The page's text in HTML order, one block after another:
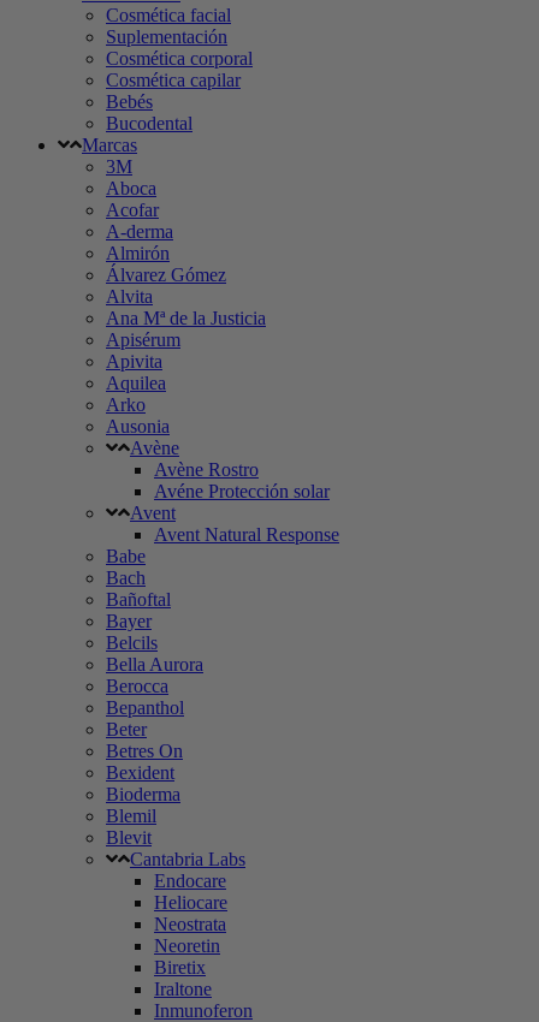
Cosmética facial
Suplementación
Cosmética corporal
Cosmética capilar
Bebés
Bucodental
Marcas
3M
Aboca
Acofar
A-derma
Almirón
Álvarez Gómez
Alvita
Ana Mª de la Justicia
Apisérum
Apivita
Aquilea
Arko
Ausonia
Avène
Avène Rostro
Avéne Protección solar
Avent
Avent Natural Response
Babe
Bach
Bañoftal
Bayer
Belcils
Bella Aurora
Berocca
Bepanthol
Beter
Betres On
Bexident
Bioderma
Blemil
Blevit
Cantabria Labs
Endocare
Heliocare
Neostrata
Neoretin
Biretix
Iraltone
Inmunoferon